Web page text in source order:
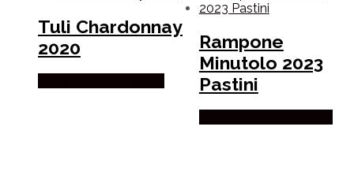
Tuli Chardonnay
2020
Rampone
Minutolo 2023
Pastini